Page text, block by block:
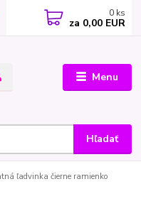
Menu
Hľadať
0 ks
za 0,00 EUR
ľadvinka čierne ramienko